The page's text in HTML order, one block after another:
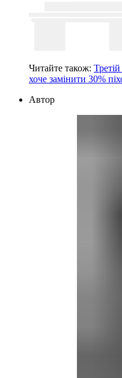
Читайте також:
хоче замінити 30%
Автор